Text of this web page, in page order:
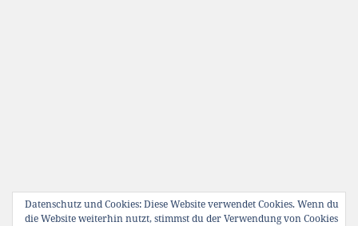
Datenschutz und Cookies: Diese Website verwendet Cookies. Wenn du
die Website weiterhin nutzt, stimmst du der Verwendung von Cookies